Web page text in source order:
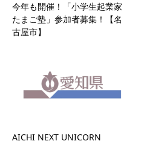
今年も開催！「小学生起業家
たまご塾」参加者募集！【名
古屋市】
AICHI NEXT UNICORN